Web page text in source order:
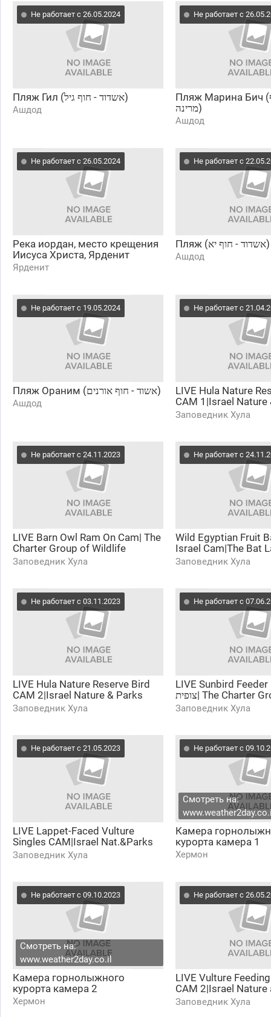
Не работает с 26.05.2024
Пляж Гил (אשדוד - חוף גיל)
Ашдод
Не работает с
Пляж Марина Бич (אשדוד - חוף
מרינה)
Ашдод
Не работает с 26.05.2024
Река иордан, место крещения
Иисуса Христа, Ярденит
Ярденит
Не работает с
Пляж (אשדוד - חוף יא)
Ашдод
Не работает с 19.05.2024
Пляж Ораним (אשוד - חוף אורנים)
Ашдод
Не работает с
LIVE Hula Nature
CAM 1|Israel Nature
Auth.|Charter Group
Заповедник Хула
Не работает с 24.11.2023
LIVE Barn Owl Ram On Cam| The
Charter Group of Wildlife
Ecology
Заповедник Хула
Не работает с
Wild Egyptian Fruit
Israel Cam|The Bat
Neuro-Ecol.|
Заповедник Хула
Не работает с 03.11.2023
LIVE Hula Nature Reserve Bird
CAM 2|Israel Nature & Parks
Auth.| Charter Group of Wildlife
Заповедник Хула
Не работает с
LIVE Sunbird
צופית| The Charter Group of
Wildlife Ecology
Заповедник Хула
Не работает с 21.05.2023
LIVE Lappet-Faced Vulture
Singles CAM|Israel Nat.&Parks
Auth.|Charter Group of Wildlife
Заповедник Хула
Не работает с
Смотреть на:
Камера
курорта камера 1
Хермон
Не работает с 09.10.2023
Смотреть на:
www.weather2day.co.il
Камера горнолыжного
курорта камера 2
Хермон
Не работает с
LIVE Vulture
CAM 2|Israel Nature
Auth.|The Charter
Заповедник Хула